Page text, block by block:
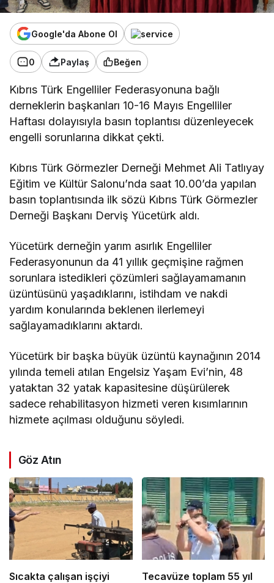
Google'da Abone Ol
0 Paylaş Beğen
Kıbrıs Türk Engelliler Federasyonuna bağlı
derneklerin başkanları 10-16 Mayıs Engelliler
Haftası dolayısıyla basın toplantısı düzenleyecek
engelli sorunlarına dikkat çekti.
Kıbrıs Türk Görmezler Derneği Mehmet Ali Tatlıyay
Eğitim ve Kültür Salonu’nda saat 10.00’da yapılan
basın toplantısında ilk sözü Kıbrıs Türk Görmezler
Derneği Başkanı Derviş Yücetürk aldı.
Yücetürk derneğin yarım asırlık Engelliler
Federasyonunun da 41 yıllık geçmişine rağmen
sorunlara istedikleri çözümleri sağlayamamanın
üzüntüsünü yaşadıklarını, istihdam ve nakdi
yardım konularında beklenen ilerlemeyi
sağlayamadıklarını aktardı.
Yücetürk bir başka büyük üzüntü kaynağının 2014
yılında temeli atılan Engelsiz Yaşam Evi’nin, 48
yataktan 32 yatak kapasitesine düşürülerek
sadece rehabilitasyon hizmeti veren kısımlarının
hizmete açılması olduğunu söyledi.
Göz Atın
Sıcakta çalışan işçiyi
Tecavüze toplam 55 yıl